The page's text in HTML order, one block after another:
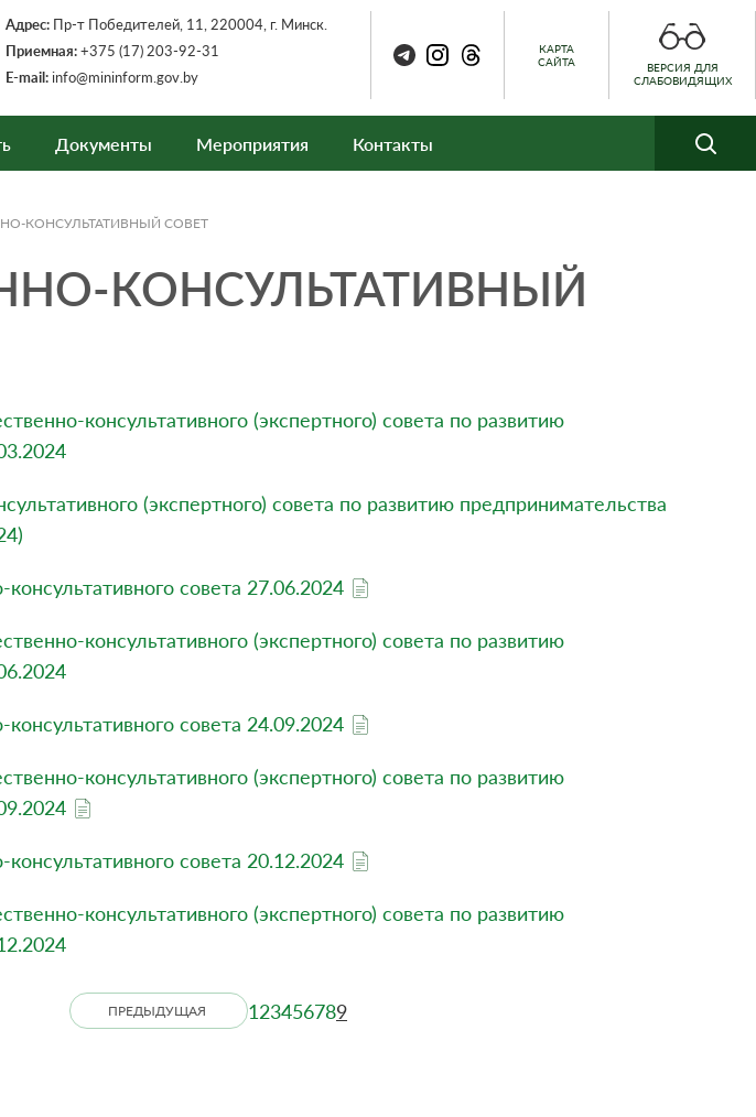
Адрес: Пр-т Победителей, 11, 220004, г. Минск.
Приемная:+375 (17) 203-92-31
E-mail:info@mininform.gov.by
КАРТА
САЙТА
ВЕРСИЯ ДЛЯ
СЛАБОВИДЯЩИХ
Документы Мероприятия Контакты
КОНСУЛЬТАТИВНЫЙ СОВЕТ
КОНСУЛЬТАТИВНЫЙ
консультативного (экспертного) совета по развитию
(экспертного) совета по развитию предпринимательства
совета 27.06.2024
консультативного (экспертного) совета по развитию
совета 24.09.2024
консультативного (экспертного) совета по развитию
совета 20.12.2024
консультативного (экспертного) совета по развитию
ПРЕДЫДУЩАЯ 123456789